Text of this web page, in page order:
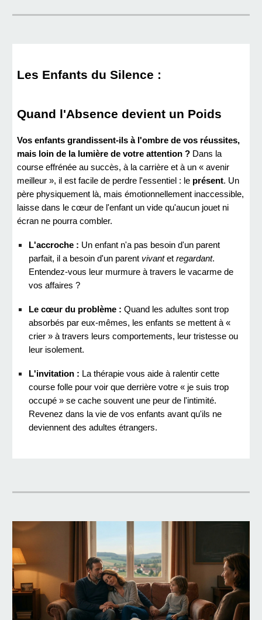
Les Enfants du Silence :
Quand l'Absence devient un Poids
Vos enfants grandissent-ils à l'ombre de vos réussites,
mais loin de la lumière de votre attention ? Dans la
course effrénée au succès, à la carrière et à un « avenir
meilleur », il est facile de perdre l'essentiel : le présent. Un
père physiquement là, mais émotionnellement inaccessible,
laisse dans le cœur de l'enfant un vide qu'aucun jouet ni
écran ne pourra combler.
L'accroche : Un enfant n'a pas besoin d'un parent
parfait, il a besoin d'un parent vivantetregardant.
Entendez-vous leur murmure à travers le vacarme de
vos affaires ?
Le cœur du problème : Quand les adultes sont trop
absorbés par eux-mêmes, les enfants se mettent à «
crier » à travers leurs comportements, leur tristesse ou
leur isolement.
L'invitation : La thérapie vous aide à ralentir cette
course folle pour voir que derrière votre « je suis trop
occupé » se cache souvent une peur de l'intimité.
Revenez dans la vie de vos enfants avant qu'ils ne
deviennent des adultes étrangers.